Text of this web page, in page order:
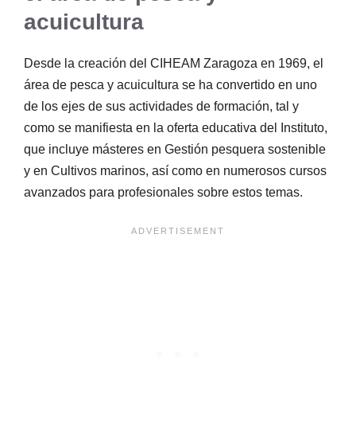
acuicultura
Desde la creación del CIHEAM Zaragoza en 1969, el
área de pesca y acuicultura se ha convertido en uno
de los ejes de sus actividades de formación, tal y
como se manifiesta en la oferta educativa del Instituto,
que incluye másteres en Gestión pesquera sostenible
y en Cultivos marinos, así como en numerosos cursos
avanzados para profesionales sobre estos temas.